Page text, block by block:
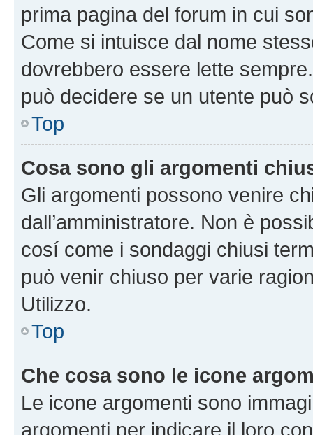
prima pagina del forum in cui
Come si intuisce dal nome
dovrebbero essere lette
può decidere se un utente può
Top
Cosa sono gli argomenti
Gli argomenti possono venire
dall’amministratore. Non è
cosí come i sondaggi chiusi
può venir chiuso per varie
Utilizzo.
Top
Che cosa sono le icone
Le icone argomenti sono
argomenti per indicare il loro